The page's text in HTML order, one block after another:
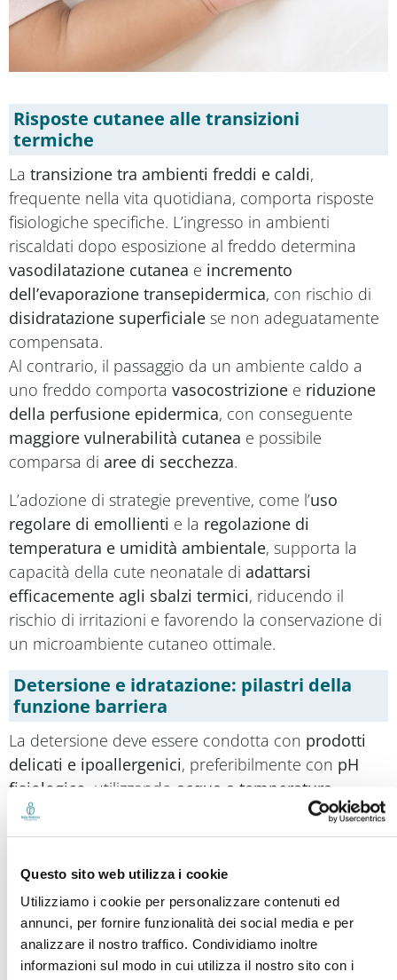
Questo sito web utilizza i cookie
Utilizziamo i cookie per personalizzare contenuti ed
annunci, per fornire funzionalità dei social media e per
analizzare il nostro traffico. Condividiamo inoltre
informazioni sul modo in cui utilizza il nostro sito con i
Risposte cutanee alle transizioni
termiche
La transizione tra ambienti freddi e caldi,
frequente nella vita quotidiana, comporta risposte
fisiologiche specifiche. L’ingresso in ambienti
riscaldati dopo esposizione al freddo determina
vasodilatazione cutanea e incremento
dell’evaporazione transepidermica, con rischio di
disidratazione superficiale se non adeguatamente
compensata.
Al contrario, il passaggio da un ambiente caldo a
uno freddo comporta vasocostrizione e riduzione
della perfusione epidermica, con conseguente
maggiore vulnerabilità cutanea e possibile
comparsa di aree di secchezza.
L’adozione di strategie preventive, come l’uso
regolare di emollienti e la regolazione di
temperatura e umidità ambientale, supporta la
capacità della cute neonatale di adattarsi
efficacemente agli sbalzi termici, riducendo il
rischio di irritazioni e favorendo la conservazione di
un microambiente cutaneo ottimale.
Detersione e idratazione: pilastri della
funzione barriera
La detersione deve essere condotta con prodotti
delicati e ipoallergenici, preferibilmente con pH
fisiologico , utilizzando acqua a temperatura
corporea
durata del bagnoper
ridurre la perdita insensibile di acqua.
applicazione regolare di emollienti
ceramidi, acidi grassi essenziali e lipidi naturali
supporta la coesione dello strato corneo e la
funzione barriera, mentre l’integrazione di agenti
umettanti come glicerina o urea a basse